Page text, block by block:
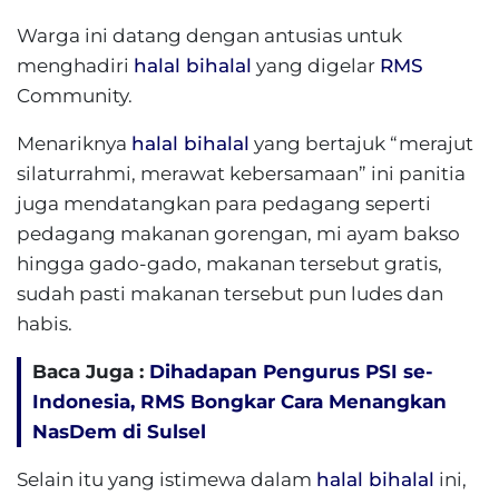
Warga ini datang dengan antusias untuk
menghadiri halal bihalal yang digelar RMS
Community.
Menariknya halal bihalal yang bertajuk “merajut
silaturrahmi, merawat kebersamaan” ini panitia
juga mendatangkan para pedagang seperti
pedagang makanan gorengan, mi ayam bakso
hingga gado-gado, makanan tersebut gratis,
sudah pasti makanan tersebut pun ludes dan
habis.
Baca Juga : Dihadapan Pengurus PSI se-
Indonesia, RMS Bongkar Cara Menangkan
NasDem di Sulsel
Selain itu yang istimewa dalam halal bihalal ini,